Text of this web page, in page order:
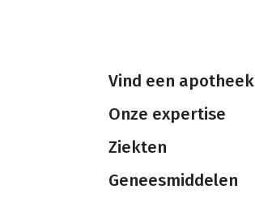
Vind een apotheek
Onze expertise
Ziekten
Geneesmiddelen